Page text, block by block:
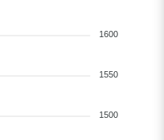
1600
1550
1500